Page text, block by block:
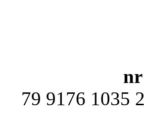
79 9176 1035